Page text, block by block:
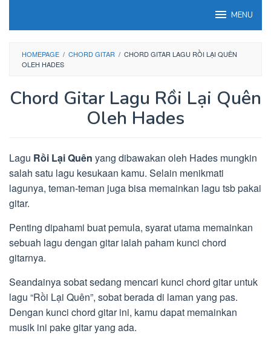
MENU
HOMEPAGE / CHORD GITAR / CHORD GITAR LAGU RỒI LẠI QUÊN
OLEH HADES
Chord Gitar Lagu Rồi Lại Quên
Oleh Hades
Lagu Rồi Lại Quên yang dibawakan oleh Hades mungkin
salah satu lagu kesukaan kamu. Selain menikmati
lagunya, teman-teman juga bisa memainkan lagu tsb pakai
gitar.
Penting dipahami buat pemula, syarat utama memainkan
sebuah lagu dengan gitar ialah paham kunci chord
gitarnya.
Seandainya sobat sedang mencari kunci chord gitar untuk
lagu “Rồi Lại Quên”, sobat berada di laman yang pas.
Dengan kunci chord gitar ini, kamu dapat memainkan
musik ini pake gitar yang ada.